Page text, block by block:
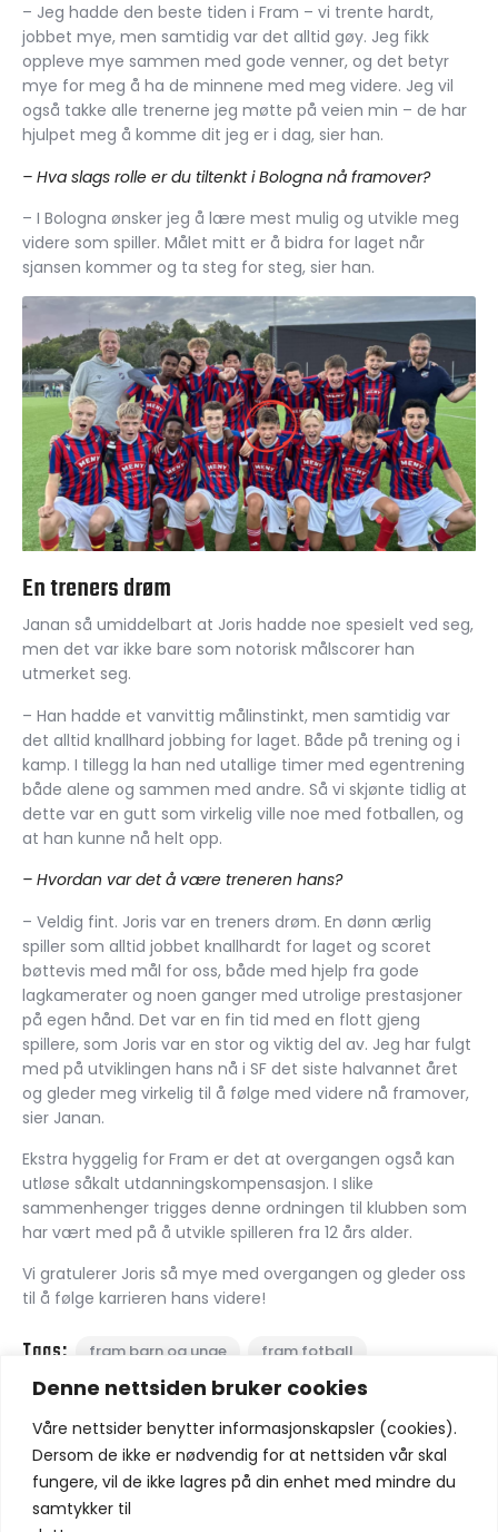
Denne nettsiden bruker cookies
Våre nettsider benytter informasjonskapsler (cookies).
Dersom de ikke er nødvendig for at nettsiden vår skal
fungere, vil de ikke lagres på din enhet med mindre du
samtykker til
– Jeg hadde den beste tiden i Fram – vi trente hardt,
jobbet mye, men samtidig var det alltid gøy. Jeg fikk
oppleve mye sammen med gode venner, og det betyr
mye for meg å ha de minnene med meg videre. Jeg vil
også takke alle trenerne jeg møtte på veien min – de har
hjulpet meg å komme dit jeg er i dag, sier han.
– Hva slags rolle er du tiltenkt i Bologna nå framover?
– I Bologna ønsker jeg å lære mest mulig og utvikle meg
videre som spiller. Målet mitt er å bidra for laget når
sjansen kommer og ta steg for steg, sier han.
En treners drøm
Janan så umiddelbart at Joris hadde noe spesielt ved seg,
men det var ikke bare som notorisk målscorer han
utmerket seg.
– Han hadde et vanvittig målinstinkt, men samtidig var
det alltid knallhard jobbing for laget. Både på trening og i
kamp. I tillegg la han ned utallige timer med egentrening
både alene og sammen med andre. Så vi skjønte tidlig at
dette var en gutt som virkelig ville noe med fotballen, og
at han kunne nå helt opp.
– Hvordan var det å være treneren hans?
– Veldig fint. Joris var en treners drøm. En dønn ærlig
spiller som alltid jobbet knallhardt for laget og scoret
bøttevis med mål for oss, både med hjelp fra gode
lagkamerater og noen ganger med utrolige prestasjoner
på egen hånd. Det var en fin tid med en flott gjeng
spillere, som Joris var en stor og viktig del av. Jeg har fulgt
med på utviklingen hans nå i SF det siste halvannet året
og gleder meg virkelig til å følge med videre nå framover,
sier Janan.
Ekstra hyggelig for Fram er det at overgangen også kan
utløse såkalt utdanningskompensasjon. I slike
sammenhenger trigges denne ordningen til klubben som
har vært med på å utvikle spilleren fra 12 års alder.
Vi gratulerer Joris så mye med overgangen og gleder oss
til å følge karrieren hans videre!
Tags: fram barn og unge
fram fotball
joris petravicius
Del: